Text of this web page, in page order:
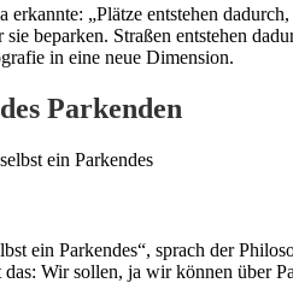
erkannte: „Plätze entstehen
sie beparken. Straßen entstehen
in eine neue Dimension.
Parkenden
ein Parkendes
ein Parkendes“, sprach der
das: Wir sollen, ja wir können über